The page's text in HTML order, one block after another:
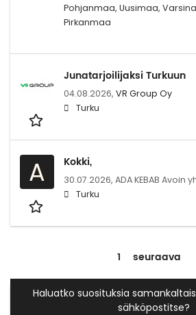
Pohjanmaa, Uusimaa,
Pirkanmaa
Junatarjoilijaksi Turkuun
04.08.2026, VR Group Oy
Turku
A Kokki,
30.07.2026, ADA KEBAB Avoin
Turku
1 seuraava
Haluatko suosituksia
sähköpostitse?